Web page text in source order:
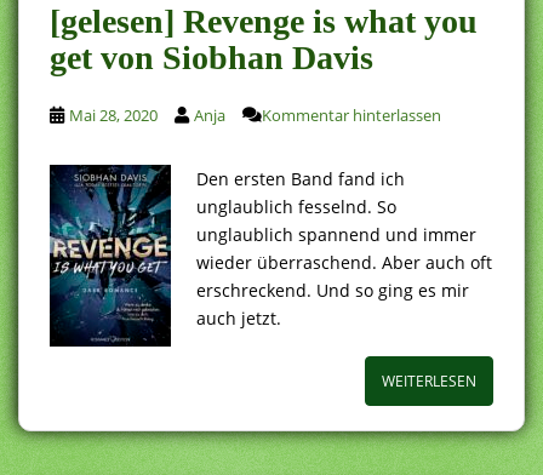
[gelesen] Revenge is what you
get von Siobhan Davis
Mai 28, 2020 Anja Kommentar hinterlassen
Den ersten Band fand ich
unglaublich fesselnd. So
unglaublich spannend und immer
wieder überraschend. Aber auch oft
erschreckend. Und so ging es mir
auch jetzt.
WEITERLESEN